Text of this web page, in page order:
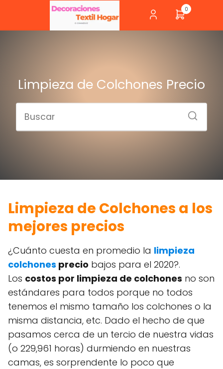
0
Limpieza de Colchones Precio
Limpieza de Colchones a los
mejores precios
¿Cuánto cuesta en promedio la limpieza
colchones precio bajos para el 2020?.
Los costos por limpieza de colchones no son
estándares para todos porque no todos
tenemos el mismo tamaño los colchones o la
misma distancia, etc. Dado el hecho de que
pasamos cerca de un tercio de nuestra vidas
(o 229,961 horas) durmiendo en nuestras
camas, es sorprendente lo poco que